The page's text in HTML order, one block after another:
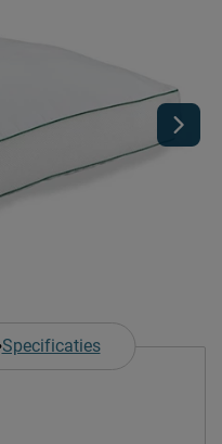
Specificaties